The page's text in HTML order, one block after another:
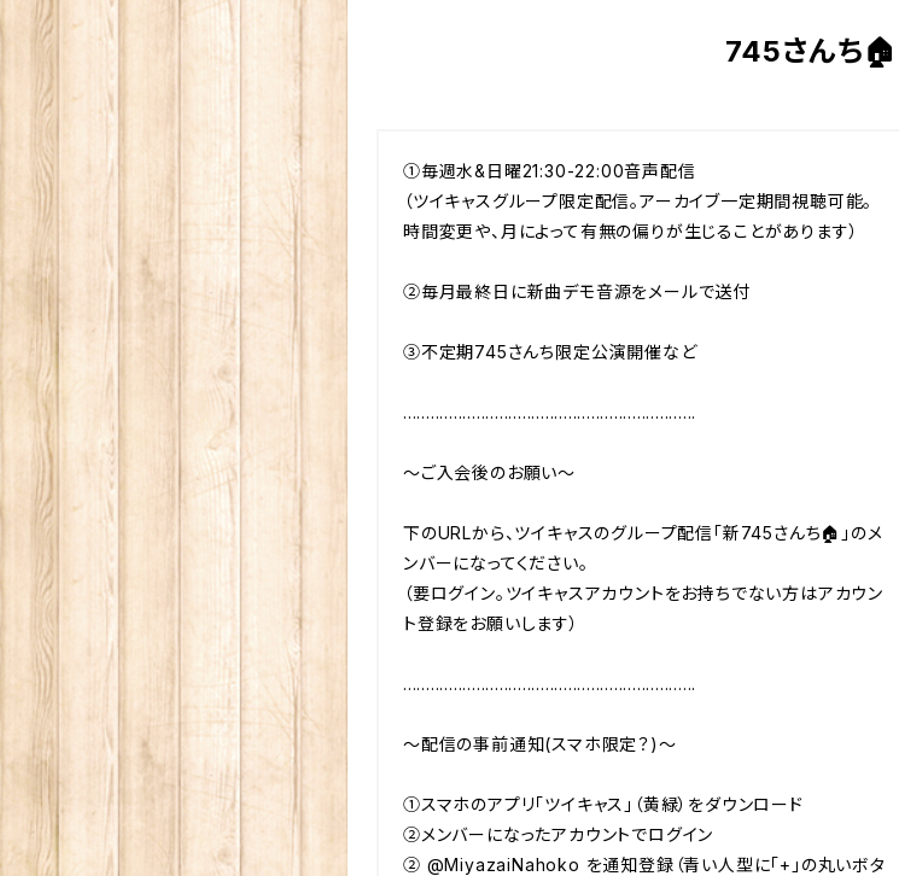
745さんち🏠
①毎週水&日曜21:30-22:00音声配信
（ツイキャスグループ限定配信。アーカイブ一定期間視聴可能。
時間変更や、月によって有無の偏りが生じることがあります）
②毎月最終日に新曲デモ音源をメールで送付
③不定期745さんち限定公演開催など
................................................................
〜ご入会後のお願い〜
下のURLから、ツイキャスのグループ配信「新745さんち🏠」のメ
ンバーになってください。
（要ログイン。ツイキャスアカウントをお持ちでない方はアカウン
ト登録をお願いします）
................................................................
〜配信の事前通知(スマホ限定？)〜
①スマホのアプリ「ツイキャス」（黄緑）をダウンロード
②メンバーになったアカウントでログイン
② @MiyazaiNahoko を通知登録（青い人型に「+」の丸いボタ